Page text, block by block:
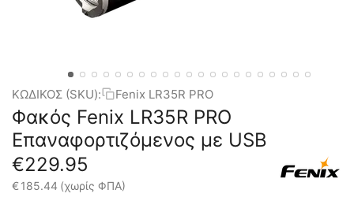
ΚΩΔΙΚΟΣ (SKU): Fenix LR35R PRO
Φακός Fenix LR35R PRO
Επαναφορτιζόμενος με USB
€229.95
€185.44 (χωρίς ΦΠΑ)